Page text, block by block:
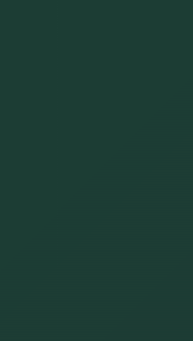
) ved at